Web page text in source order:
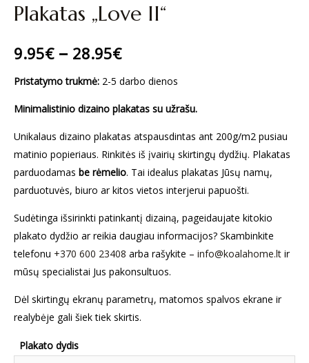
Plakatas „Love II“
9.95€– 28.95€
Pristatymo trukmė: 2-5 darbo dienos
Minimalistinio dizaino plakatas su užrašu.
Unikalaus dizaino plakatas atspausdintas ant 200g/m2 pusiau
matinio popieriaus. Rinkitės iš įvairių skirtingų dydžių. Plakatas
parduodamas be rėmelio. Tai idealus plakatas Jūsų namų,
parduotuvės, biuro ar kitos vietos interjerui papuošti.
Sudėtinga išsirinkti patinkantį dizainą, pageidaujate kitokio
plakato dydžio ar reikia daugiau informacijos? Skambinkite
telefonu +370 600 23408 arba rašykite – info@koalahome.lt ir
mūsų specialistai Jus pakonsultuos.
Dėl skirtingų ekranų parametrų, matomos spalvos ekrane ir
realybėje gali šiek tiek skirtis.
Plakato dydis